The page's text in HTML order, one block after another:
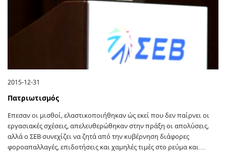
2015-12-31
Πατριωτισμός
Επεσαν οι μισθοί, ελαστικοποιήθηκαν ώς εκεί που δεν παίρνει οι
εργασιακές σχέσεις, απελευθερώθηκαν στην πράξη οι απολύσεις,
αλλά ο ΣΕΒ συνεχίζει να ζητά από την κυβέρνηση διάφορες
φοροαπαλλαγές, επιδοτήσεις και χαμηλές τιμές στο ρεύμα και…